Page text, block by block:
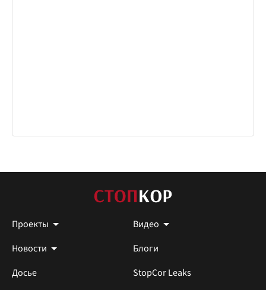
Проекты
Видео
Новости
Блоги
Досье
StopCor Leaks